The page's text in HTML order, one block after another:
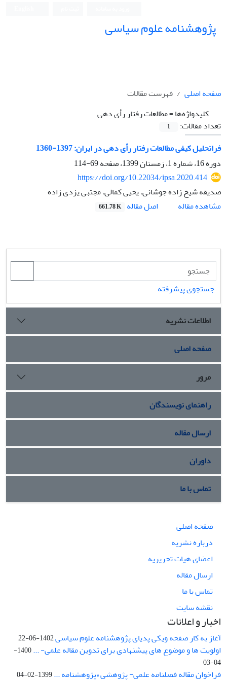
پژوهشنامه علوم سیاسی
صفحه اصلی
فهرست مقالات
کلیدواژه‌ها =مطالعات رفتار رأی دهی
تعداد مقالات:
1
فراتحلیل کیفی مطالعات رفتار رأی دهی در ایران: 1397-1360
دوره 16، شماره 1، زمستان 1399، صفحه
69-114
https://doi.org/10.22034/ipsa.2020.414
صدیقه شیخ زاده جوشانی، یحیی کمالی، مجتبی یزدی زاده
مشاهده مقاله
اصل مقاله 661.78 K
جستجوی پیشرفته
اطلاعات نشریه
صفحه اصلی
مرور
راهنمای نویسندگان
ارسال مقاله
داوران
تماس با ما
صفحه اصلی
درباره نشریه
اعضای هیات تحریریه
ارسال مقاله
تماس با ما
نقشه سایت
اخبار و اعلانات
آغاز به کار صفحه ویکی پدیای پژوهشنامه علوم سیاسی1402-06-22
اولویت ها و موضوع های پیشنهادی برای تدوین مقاله علمی- ...
1400-
04-03
فراخوان مقاله فصلنامه علمی- پژوهشی «پژوهشنامه ...1399-02-04